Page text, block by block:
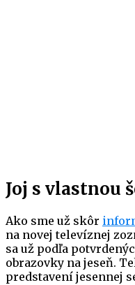
Joj s vlastnou
Ako sme už skôr
na novej televíznej
sa už podľa
obrazovky na jeseň.
predstavení jesennej